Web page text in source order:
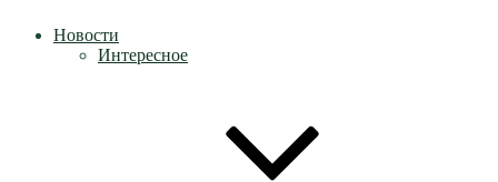
Новости
Интересное